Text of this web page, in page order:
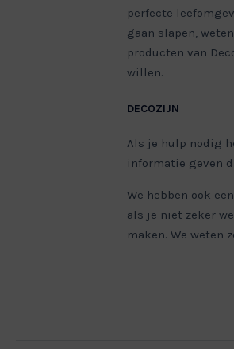
perfecte
gaan slapen,
producten van
willen.
DECOZIJN
Als je hulp nodig
informatie geven
We hebben ook
als je niet zeker
maken. We weten